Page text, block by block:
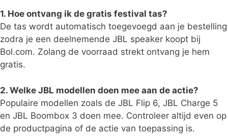
1. Hoe ontvang ik de gratis festival tas?
De tas wordt automatisch toegevoegd aan je bestelling
zodra je een deelnemende JBL speaker koopt bij
Bol.com. Zolang de voorraad strekt ontvang je hem
gratis.
2. Welke JBL modellen doen mee aan de actie?
Populaire modellen zoals de JBL Flip 6, JBL Charge 5
en JBL Boombox 3 doen mee. Controleer altijd even op
de productpagina of de actie van toepassing is.